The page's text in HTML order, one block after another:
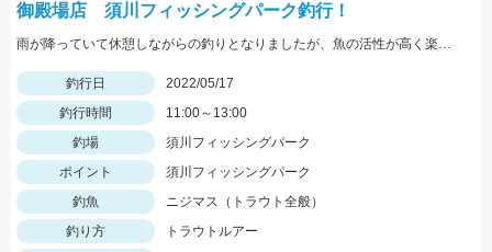
御殿場店 須川フィッシングパーク釣行！
雨が降っていて休憩しながらの釣りとなりましたが、魚の活性が高く楽しむことができました！Bスパーク2.0ｇのＧマジョーラに反応良かったです。
釣行日
2022/05/17
釣行時間
11:00～13:00
釣場
須川フィッシングパーク
ポイント
須川フィッシングパーク
釣魚
ニジマス（トラウト全般）
釣り方
トラウトルアー